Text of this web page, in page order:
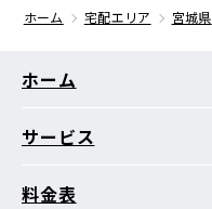
ホーム 宅配エリア 宮城県
ホーム
サービス
料金表